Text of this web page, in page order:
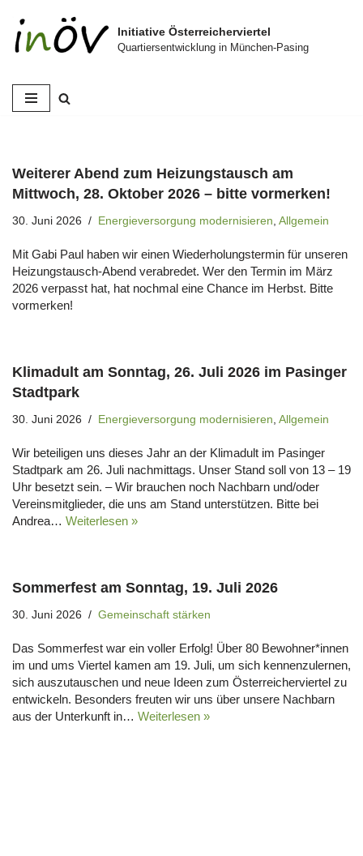
Zum
Initiative Österreicherviertel
Quartiersentwicklung in München-Pasing
Weiterer Abend zum Heizungstausch am
Mittwoch, 28. Oktober 2026 – bitte vormerken!
30. Juni 2026 Energieversorgung modernisieren, Allgemein
Mit Gabi Paul haben wir einen Wiederholungstermin für unseren
Heizungstausch-Abend verabredet. Wer den Termin im März
2026 verpasst hat, hat nochmal eine Chance im Herbst. Bitte
vormerken!
Klimadult am Sonntag, 26. Juli 2026 im Pasinger
Stadtpark
30. Juni 2026 Energieversorgung modernisieren, Allgemein
Wir beteiligen uns dieses Jahr an der Klimadult im Pasinger
Stadtpark am 26. Juli nachmittags. Unser Stand soll von 13 – 19
Uhr besetzt sein. – Wir brauchen noch Nachbarn und/oder
Vereinsmitglieder, die uns am Stand unterstützen. Bitte bei
Andrea… Weiterlesen »
Sommerfest am Sonntag, 19. Juli 2026
30. Juni 2026 Gemeinschaft stärken
Das Sommerfest war ein voller Erfolg! Über 80 Bewohner*innen
im und ums Viertel kamen am 19. Juli, um sich kennenzulernen,
sich auszutauschen und neue Ideen zum Österreicherviertel zu
entwickeln. Besonders freuten wir uns über unsere Nachbarn
aus der Unterkunft in… Weiterlesen »